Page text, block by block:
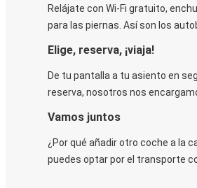
Relájate con Wi-Fi gratuito,
para las piernas. Así son los
Elige, reserva, ¡viaja!
De tu pantalla a tu asiento en
reserva, nosotros nos
Vamos juntos
¿Por qué añadir otro coche a la
puedes optar por el transporte